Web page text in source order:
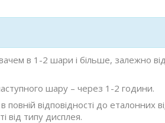
в 1-2 шари і більше, залежно від
шару – через 1-2 години.
відповідності до еталонних
від типу дисплея.